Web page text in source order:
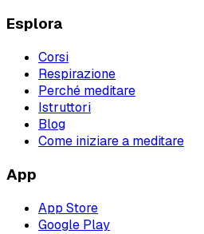
Esplora
Corsi
Respirazione
Perché meditare
Istruttori
Blog
Come iniziare a meditare
App
App Store
Google Play